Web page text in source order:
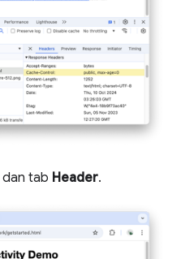
dan tab Header.